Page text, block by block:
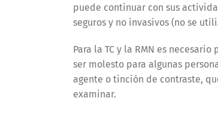
puede continuar con sus
seguros y no invasivos (no se
Para la TC y la RMN es
ser molesto para algunas
agente o tinción de contraste,
examinar.